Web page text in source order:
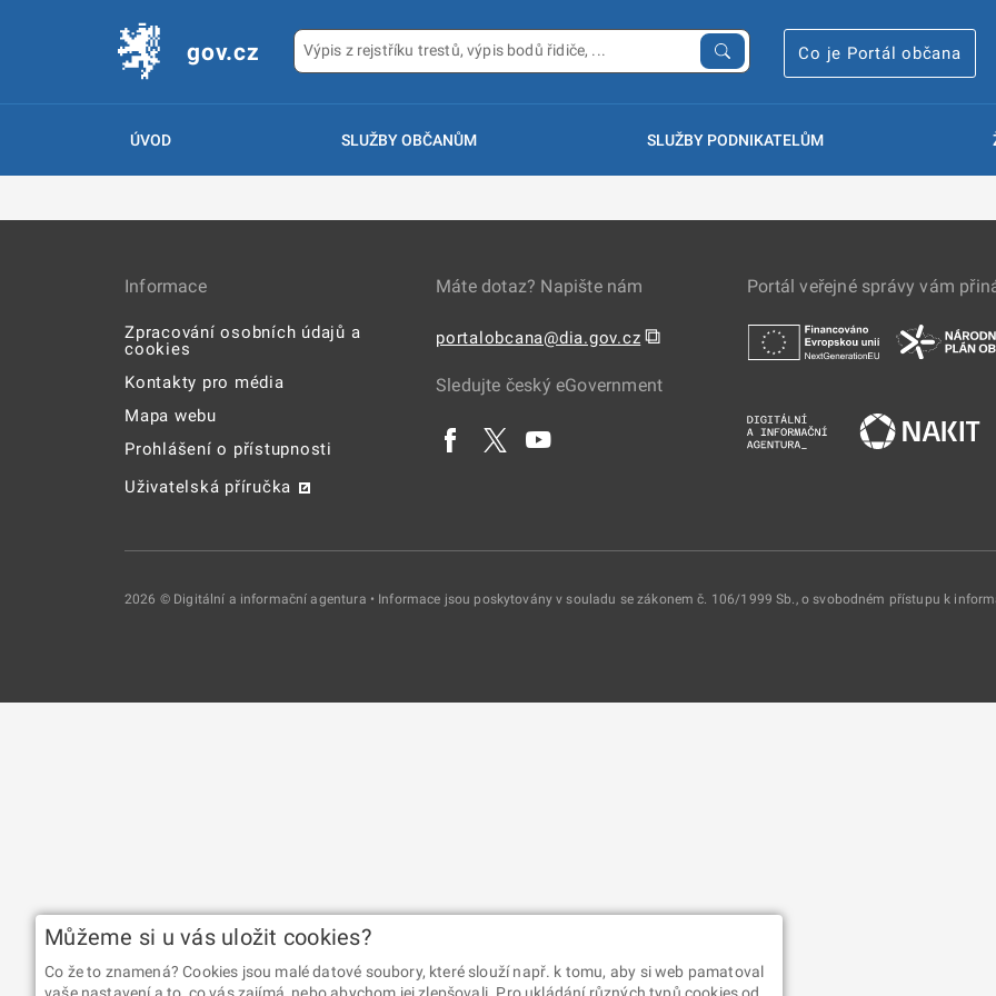
gov.cz Co je Portál občana
ÚVOD SLUŽBY OBČANŮM SLUŽBY PODNIKATELŮM
Informace
Zpracování osobních údajů a
cookies
Kontakty pro média
Mapa webu
Prohlášení o přístupnosti
Uživatelská příručka
Máte dotaz? Napište nám
portalobcana@dia.gov.cz ⧉
Sledujte český eGovernment
Portál veřejné správy vám
2026 © Digitální a informační agentura • Informace jsou poskytovány v souladu se zákonem č. 106/1999 Sb., o svobodném přístupu k
Můžeme si u vás uložit cookies?
Co že to znamená? Cookies jsou malé datové soubory, které slouží např. k tomu, aby si web pamatoval